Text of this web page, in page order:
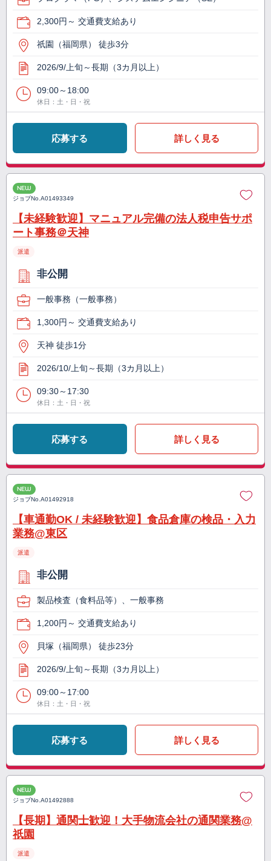
2,300円～ 交通費支給あり
祇園（福岡県） 徒歩3分
2026/9/上旬～長期（3カ月以上）
09:00～18:00
休日：土・日・祝
応募する 詳しく見る
NEW
ジョブNo.A01493349
【未経験歓迎】マニュアル完備の法人税申告サポ
ート事務＠天神
派遣
非公開
一般事務（一般事務）
1,300円～ 交通費支給あり
天神 徒歩1分
2026/10/上旬～長期（3カ月以上）
09:30～17:30
休日：土・日・祝
応募する 詳しく見る
NEW
ジョブNo.A01492918
【車通勤OK / 未経験歓迎】食品倉庫の検品・入力
業務@東区
派遣
非公開
製品検査（食料品等）、一般事務
1,200円～ 交通費支給あり
貝塚（福岡県） 徒歩23分
2026/9/上旬～長期（3カ月以上）
09:00～17:00
休日：土・日・祝
応募する 詳しく見る
NEW
ジョブNo.A01492888
【長期】通関士歓迎！大手物流会社の通関業務@
祇園
派遣